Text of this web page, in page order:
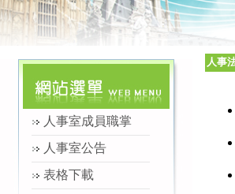
人事室成員職掌
人事室公告
表格下載
人事